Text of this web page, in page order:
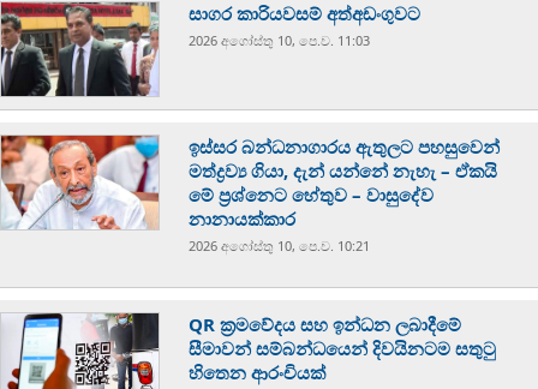
සාගර කාරියවසම් අත්අඩංගුවට
2026 අගෝස්‍තු 10, පෙ.ව. 11:03
ඉස්සර බන්ධනාගාරය ඇතුලට පහසුවෙන්
මත්ද්‍රව්‍ය ගියා, දැන් යන්නේ නැහැ – ඒකයි
මේ ප්‍රශ්නෙට හේතුව – වාසුදේව
නානායක්කාර
2026 අගෝස්‍තු 10, පෙ.ව. 10:21
QR ක්‍රමවේදය සහ ඉන්ධන ලබාදීමේ
සීමාවන් සම්බන්ධයෙන් දිවයිනටම සතුටු
හිතෙන ආරංචියක්